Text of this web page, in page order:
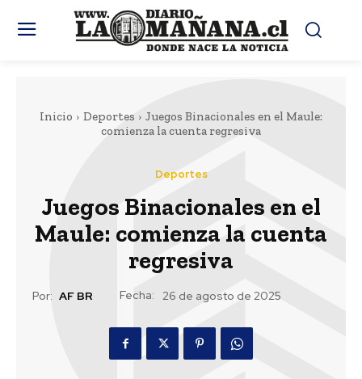
Inicio Deportes
Juegos Binacionales en el Maule:
comienza la cuenta regresiva
Deportes
Juegos Binacionales en el
Maule: comienza la cuenta
regresiva
Por: AF BR Fecha: 26 de agosto de 2025